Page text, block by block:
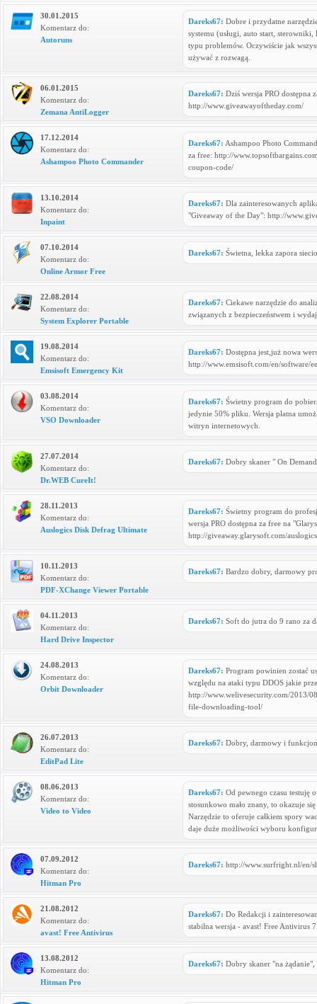
Dareks67: Dobre i przydatne
systemu (usługi, auto start,
typu problemów. Oczywiście jak
używać z rozwagą.
30.01.2015
Komentarz do:
Autoruns
Dareks67: Dziś wersja PRO dostępna
http://www.giveawayoftheday.com/
06.01.2015
Komentarz do:
Zemana AntiLogger
Dareks67: Ashampoo Photo
za free: http://
coupon-code/
17.12.2014
Komentarz do:
Ashampoo Photo Commander
Dareks67: Dla zainteresowanych
"Giveaway of the Day": http://
13.10.2014
Komentarz do:
Inpaint
Dareks67: Świetna, lekka zapora
07.10.2014
Komentarz do:
Online Armor Free
Dareks67: Ciekawe narzędzie do
związanych z bezpieczeństwem i
22.08.2014
Komentarz do:
System Explorer Portable
Dareks67: Dostępna jest,już nowa
http://www.emsisoft.com/en/software/
19.08.2014
Komentarz do:
Emsisoft Emergency Kit
Dareks67: Świetny program do
jedynie 50% pliku. Wersja płatna
witryn internetowych.
03.08.2014
Komentarz do:
VSO Downloader
Dareks67: Dobry skaner " On
27.07.2014
Komentarz do:
Dr.WEB CureIt!
Dareks67: Świetny program do
wersja PRO dostępna za free na
http://giveaway.glarysoft.com/
28.11.2013
Komentarz do:
Auslogics Disk Defrag Ultimate
Dareks67: Bardzo dobry, darmowy
10.11.2013
Komentarz do:
PDF-XChange Viewer Portable
Dareks67: Soft do jutra do 9 rano za
04.11.2013
Komentarz do:
Hard Drive Inspector
Dareks67: Program powinien zostać
względu na ataki typu DDOS jakie
http://www.welivesecurity.com/2013/
file-downloading-tool/
24.08.2013
Komentarz do:
Orbit Downloader
Dareks67: Dobry, darmowy i
26.07.2013
Komentarz do:
EditPad Lite
Dareks67: Od pewnego czasu testuję
stosunkowo mało znany, to okazuje
Narzędzie to oferuje całkiem spory
daje duże możliwości wyboru
08.06.2013
Komentarz do:
Video to Video
Dareks67: http://www.surfright.nl/en/
07.09.2012
Komentarz do:
Hitman Pro
Dareks67: Do Redakcji i
stabilna wersja - avast! Free Antivirus
21.08.2012
Komentarz do:
avast! Free Antivirus
Dareks67: Dobry skaner "na
13.08.2012
Komentarz do:
Hitman Pro